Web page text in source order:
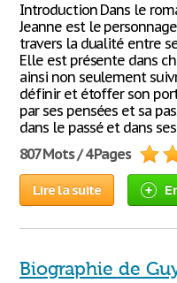
Introduction Dans le
Jeanne est le
travers la dualité entre
Elle est présente dans
ainsi non seulement
définir et étoffer son
par ses pensées et sa
dans le passé et dans
807 Mots / 4 Pages
Lire la suite
Biographie de